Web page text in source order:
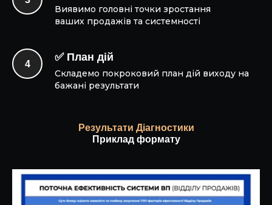
Виявимо головні точки зростання
ваших продажів та системності
✅ План дій
Складемо покроковий план дій виходу на
бажані результати
Результати Діагностики
Приклад формату